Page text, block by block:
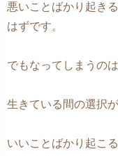
悪いことばかり起き
はずです。
でもなってしまうの
生きている間の選択
いいことばかり起こ